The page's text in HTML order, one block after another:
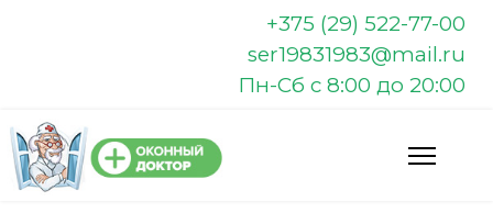
+375 (29) 522-77-00
ser19831983@mail.ru
Пн-Сб с 8:00 до 20:00